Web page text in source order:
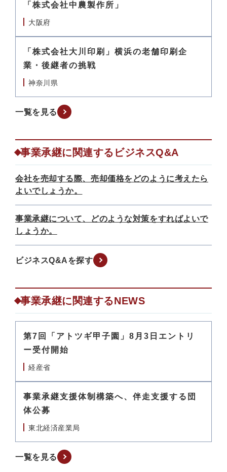
「株式会社中農製作所」
大阪府
「株式会社大川印刷」横浜の老舗印刷企
業・後継者の挑戦
神奈川県
一覧を見る
事業承継に関連するビジネスQ&A
会社を売却する際、売却価格をどのように考えたら
よいでしょうか。
事業承継について、どのような対策をすればよいで
しょうか。
ビジネスQ&Aを探す
事業承継に関連するNEWS
第7回「アトツギ甲子園」8月3日エントリ
ー受付開始
経産省
事業承継支援体制構築へ、伴走支援する団
体公募
東北経済産業局
一覧を見る